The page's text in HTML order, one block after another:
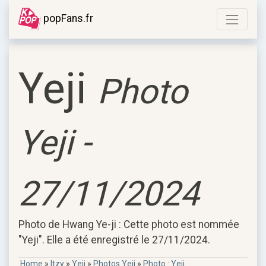
popFans.fr
Yeji Photo
Yeji -
27/11/2024
Photo de Hwang Ye-ji : Cette photo est nommée
"Yeji". Elle a été enregistré le 27/11/2024.
Home » Itzy » Yeji » Photos Yeji » Photo : Yeji